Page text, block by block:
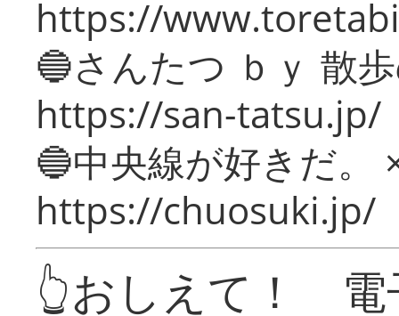
https://
🔵さんたつ ｂｙ 散
https://san-tatsu.jp/
🔵中央線が好きだ。
https://chuosuki.jp/
👆おしえて！ 電